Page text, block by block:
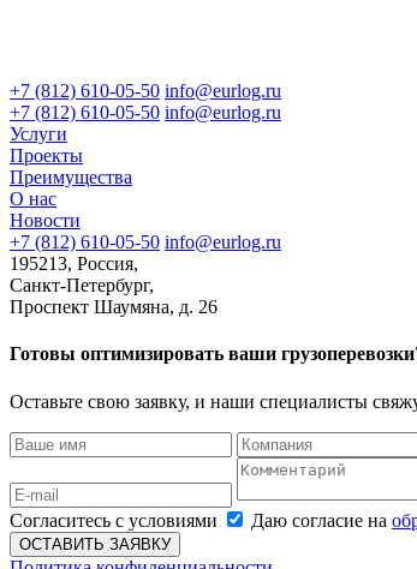
+7 (812) 610-05-50 info@eurlog.ru
+7 (812) 610-05-50 info@eurlog.ru
Услуги
Проекты
Преимущества
О нас
Новости
+7 (812) 610-05-50 info@eurlog.ru
195213, Россия,
Санкт-Петербург,
Проспект Шаумяна, д. 26
Готовы оптимизировать ваши
Оставьте свою заявку, и наши специалисты
Согласитесь с условиями Даю согласие на
ОСТАВИТЬ ЗАЯВКУ